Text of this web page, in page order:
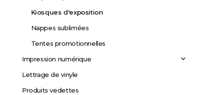
Kiosques d'exposition
Nappes sublimées
Tentes promotionnelles
Impression numérique
Lettrage de vinyle
Produits vedettes